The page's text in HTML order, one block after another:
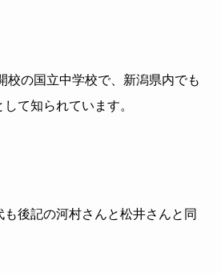
校の国立中学校で、新潟県内でも
て知られています。
後記の河村さんと松井さんと同